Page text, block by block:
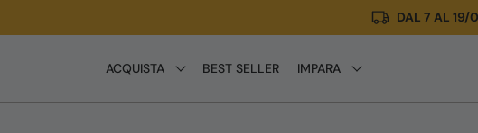
naar de
DAL 7 AL 19/
ACQUISTA BEST SELLER IMPARA